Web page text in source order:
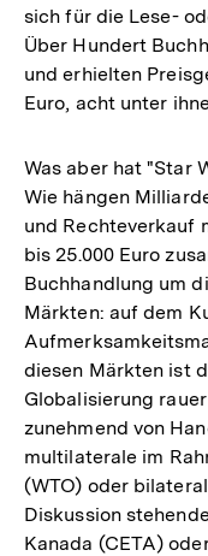
sich für die Lese-
Über Hundert
und erhielten
Euro, acht unter
Was aber hat "Star
Wie hängen
und Rechteverkauf
bis 25.000 Euro
Buchhandlung um
Märkten: auf dem
diesen Märkten ist
Globalisierung
zunehmend von
multilaterale im
(WTO) oder
Diskussion
Kanada (CETA)